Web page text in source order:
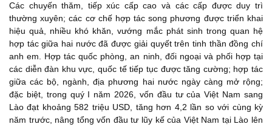
Các chuyến thăm, tiếp xúc cấp cao và các cấp được duy trì
thường xuyên; các cơ chế hợp tác song phương được triển khai
hiệu quả, nhiều khó khăn, vướng mắc phát sinh trong quan hệ
hợp tác giữa hai nước đã được giải quyết trên tinh thần đồng chí
anh em. Hợp tác quốc phòng, an ninh, đối ngoại và phối hợp tại
các diễn đàn khu vực, quốc tế tiếp tục được tăng cường; hợp tác
giữa các bộ, ngành, địa phương hai nước ngày càng mở rộng;
đặc biệt, trong quý I năm 2026, vốn đầu tư của Việt Nam sang
Lào đạt khoảng 582 triệu USD, tăng hơn 4,2 lần so với cùng kỳ
năm trước, nâng tổng vốn đầu tư lũy kế của Việt Nam tại Lào lên